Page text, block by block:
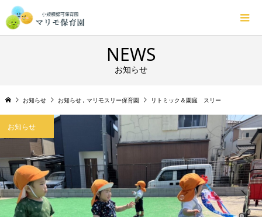
NEWS
お知らせ
お知らせ お知らせ , マリモスリー保育園 リトミック＆園庭 スリー
お知らせ